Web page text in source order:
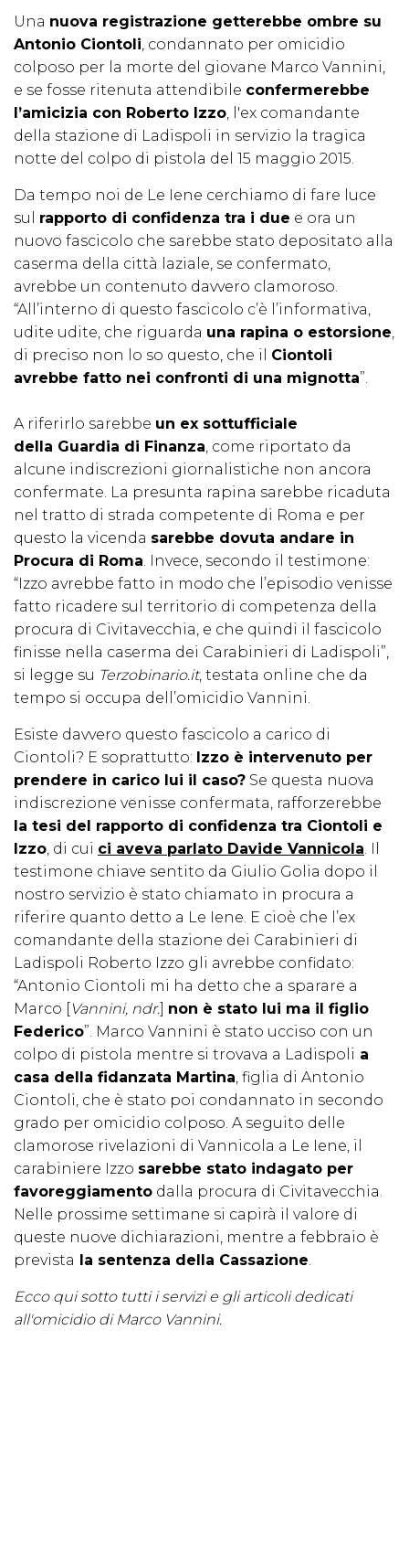
Una nuova registrazione getterebbe ombre su
Antonio Ciontoli, condannato per omicidio
colposo per la morte del giovane Marco Vannini,
e se fosse ritenuta attendibile confermerebbe
l’amicizia con Roberto Izzo, l'ex comandante
della stazione di Ladispoli in servizio la tragica
notte del colpo di pistola del 15 maggio 2015.
Da tempo noi de Le Iene cerchiamo di fare luce
sul rapporto di confidenza tra i due e ora un
nuovo fascicolo che sarebbe stato depositato alla
caserma della città laziale, se confermato,
avrebbe un contenuto davvero clamoroso.
“All’interno di questo fascicolo c’è l’informativa,
udite udite, che riguarda una rapina o estorsione,
di preciso non lo so questo, che il Ciontoli
avrebbe fatto nei confronti di una mignotta”.
A riferirlo sarebbe un ex sottufficiale
della Guardia di Finanza, come riportato da
alcune indiscrezioni giornalistiche non ancora
confermate. La presunta rapina sarebbe ricaduta
nel tratto di strada competente di Roma e per
questo la vicenda sarebbe dovuta andare in
Procura di Roma. Invece, secondo il testimone:
“Izzo avrebbe fatto in modo che l’episodio venisse
fatto ricadere sul territorio di competenza della
procura di Civitavecchia, e che quindi il fascicolo
finisse nella caserma dei Carabinieri di Ladispoli”,
si legge su Terzobinario.it, testata online che da
tempo si occupa dell’omicidio Vannini.
Esiste davvero questo fascicolo a carico di
Ciontoli? E soprattutto: Izzo è intervenuto per
prendere in carico lui il caso? Se questa nuova
indiscrezione venisse confermata, rafforzerebbe
la tesi del rapporto di confidenza tra Ciontoli e
Izzo, di cui ci aveva parlato Davide Vannicola. Il
testimone chiave sentito da Giulio Golia dopo il
nostro servizio è stato chiamato in procura a
riferire quanto detto a Le Iene. E cioè che l’ex
comandante della stazione dei Carabinieri di
Ladispoli Roberto Izzo gli avrebbe confidato:
“Antonio Ciontoli mi ha detto che a sparare a
Marco [
Vannini, ndr. non è stato lui ma il figlio
Federico”. Marco Vannini è stato ucciso con un
colpo di pistola mentre si trovava a Ladispoli a
casa della fidanzata Martina, figlia di Antonio
Ciontoli, che è stato poi condannato in secondo
grado per omicidio colposo. A seguito delle
clamorose rivelazioni di Vannicola a Le Iene, il
carabiniere Izzo sarebbe stato indagato per
favoreggiamento dalla procura di Civitavecchia.
Nelle prossime settimane si capirà il valore di
queste nuove dichiarazioni, mentre a febbraio è
prevista
la sentenza della Cassazione.
Ecco qui sotto tutti i servizi e gli articoli dedicati
all'omicidio di Marco Vannini.